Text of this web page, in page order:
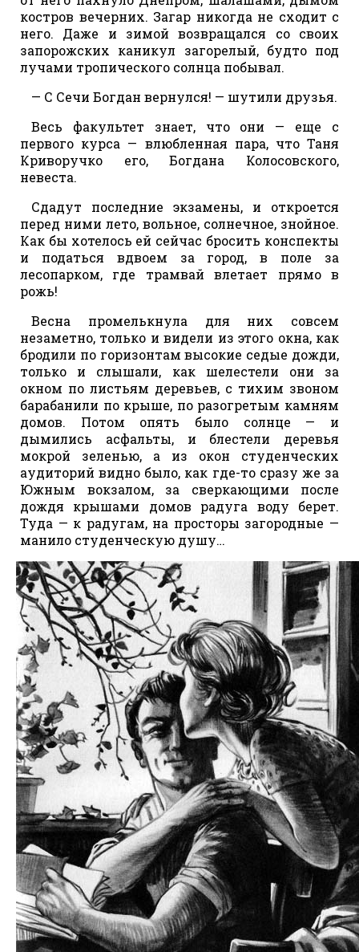
костров вечерних. Загар никогда не сходит с
него. Даже и зимой возвращался со своих
запорожских каникул загорелый, будто под
лучами тропического солнца побывал.
— С Сечи Богдан вернулся! — шутили друзья.
Весь факультет знает, что они — еще с
первого курса — влюбленная пара, что Таня
Криворучко его, Богдана Колосовского,
невеста.
Сдадут последние экзамены, и откроется
перед ними лето, вольное, солнечное, знойное.
Как бы хотелось ей сейчас бросить конспекты
и податься вдвоем за город, в поле за
лесопарком, где трамвай влетает прямо в
рожь!
Весна промелькнула для них совсем
незаметно, только и видели из этого окна, как
бродили по горизонтам высокие седые дожди,
только и слышали, как шелестели они за
окном по листьям деревьев, с тихим звоном
барабанили по крыше, по разогретым камням
домов. Потом опять было солнце — и
дымились асфальты, и блестели деревья
мокрой зеленью, а из окон студенческих
аудиторий видно было, как где-то сразу же за
Южным вокзалом, за сверкающими после
дождя крышами домов радуга воду берет.
Туда — к радугам, на просторы загородные —
манило студенческую душу…